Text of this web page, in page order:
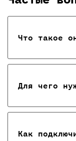
Что такое
Для чего
Как